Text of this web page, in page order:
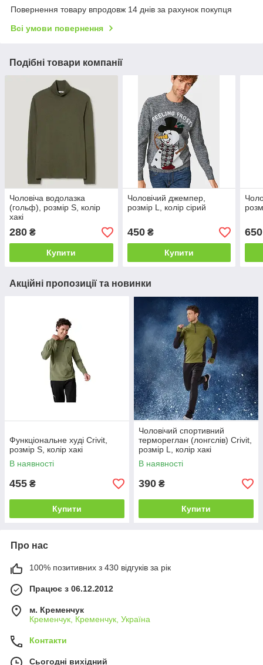
Повернення товару впродовж 14 днів за рахунок покупця
Всі умови повернення
Подібні товари компанії
Чоловіча водолазка
(гольф), розмір S, колір
хакі
280 ₴
Купити
Чоловічий джемпер,
розмір L, колір сірий
450₴
Купити
650
Акційні пропозиції та новинки
Функціональне худі Crivit,
розмір S, колір хакі
В наявності
455 ₴
Купити
Чоловічий спортивний
термореглан (лонгслів) Crivit,
розмір L, колір хакі
В наявності
390 ₴
Купити
Про нас
100% позитивних з 430 відгуків за рік
Працює з 06.12.2012
м. Кременчук
Кременчук, Кременчук, Україна
Контакти
Сьогодні вихідний